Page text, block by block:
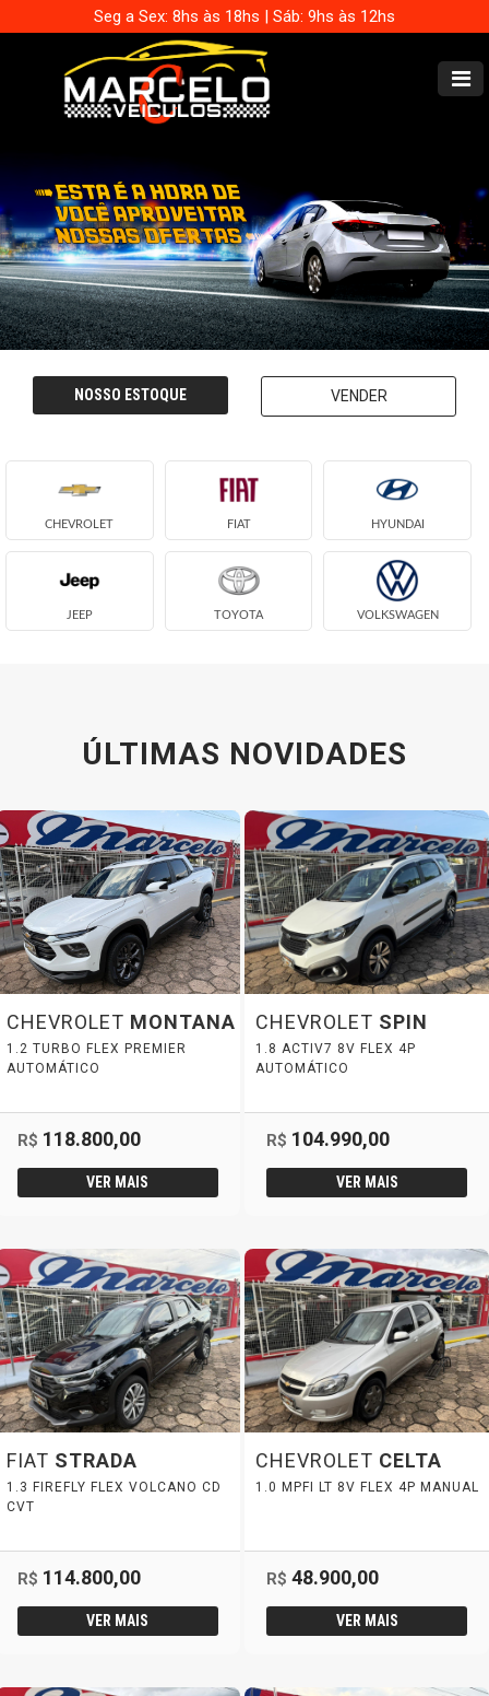
Seg a Sex: 8hs às 18hs | Sáb: 9hs às 12hs
NOSSO ESTOQUE VENDER
CHEVROLET FIAT HYUNDAI
JEEP TOYOTA VOLKSWAGEN
ÚLTIMAS NOVIDADES
CHEVROLET MONTANA
1.2 TURBO FLEX PREMIER
AUTOMÁTICO
R$ 118.800,00
VER MAIS
CHEVROLET SPIN
1.8 ACTIV7 8V FLEX 4P
AUTOMÁTICO
R$ 104.990,00
VER MAIS
FIAT STRADA
1.3 FIREFLY FLEX VOLCANO CD
CVT
R$ 114.800,00
VER MAIS
CHEVROLET CELTA
1.0 MPFI LT 8V FLEX 4P MANUAL
R$48.900,00
VER MAIS